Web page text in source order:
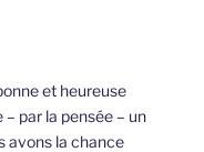
et heureuse
par la pensée – un
avons la chance